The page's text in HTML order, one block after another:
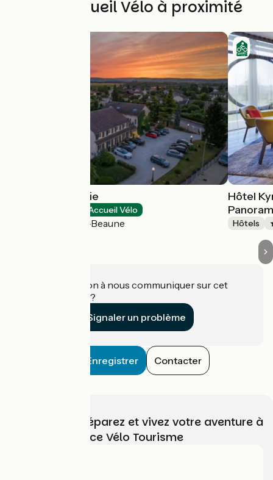
Autres Accueil Vélo à proximité
Hôtel Parc Adélie
Accueil Vélo
Montagny-lès-Beaune
Hôtel
Hôtels
Une information à nous communiquer sur cet
établissement ?
Signaler un problème
Enregistrer Contacter
Choisissez, préparez et vivez votre aventure à
vélo avec France Vélo Tourisme